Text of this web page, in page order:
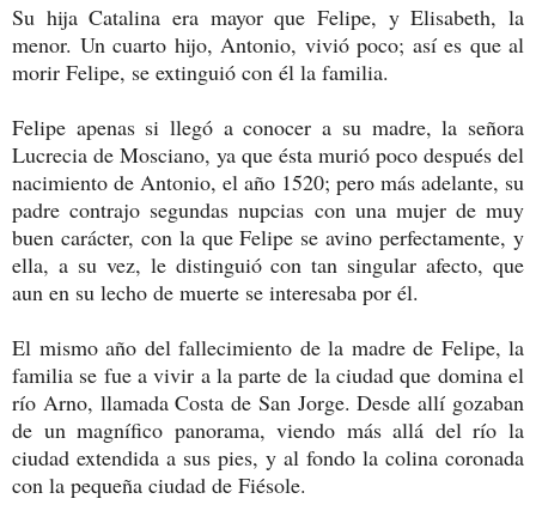
Su hija Catalina era mayor que Felipe, y Elisabeth, la
menor. Un cuarto hijo, Antonio, vivió poco; así es que al
morir Felipe, se extinguió con él la familia.
Felipe apenas si llegó a conocer a su madre, la señora
Lucrecia de Mosciano, ya que ésta murió poco después del
nacimiento de Antonio, el año 1520; pero más adelante, su
padre contrajo segundas nupcias con una mujer de muy
buen carácter, con la que Felipe se avino perfectamente, y
ella, a su vez, le distinguió con tan singular afecto, que
aun en su lecho de muerte se interesaba por él.
El mismo año del fallecimiento de la madre de Felipe, la
familia se fue a vivir a la parte de la ciudad que domina el
río Arno, llamada Costa de San Jorge. Desde allí gozaban
de un magnífico panorama, viendo más allá del río la
ciudad extendida a sus pies, y al fondo la colina coronada
con la pequeña ciudad de Fiésole.